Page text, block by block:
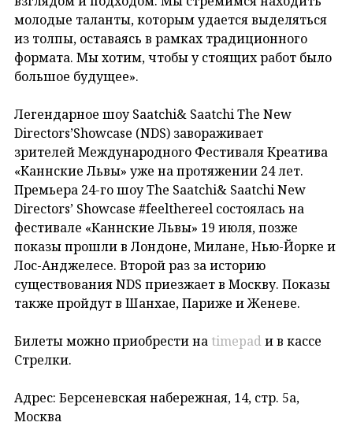
молодые таланты, которым удается выделяться
из толпы, оставаясь в рамках традиционного
формата. Мы хотим, чтобы у стоящих работ было
большое будущее».
Легендарное шоу Saatchi& Saatchi The New
Directors’Showcase (NDS) завораживает
зрителей Международного Фестиваля Креатива
«Каннские Львы» уже на протяжении 24 лет.
Премьера 24-го шоу The Saatchi& Saatchi New
Directors’ Showcase #feelthereel состоялась на
фестивале «Каннские Львы» 19 июля, позже
показы прошли в Лондоне, Милане, Нью-Йорке и
Лос-Анджелесе. Второй раз за историю
существования NDS приезжает в Москву. Показы
также пройдут в Шанхае, Париже и Женеве.
Билеты можно приобрести на timepadи в кассе
Стрелки.
Адрес: Берсеневская набережная, 14, стр. 5а,
Москва